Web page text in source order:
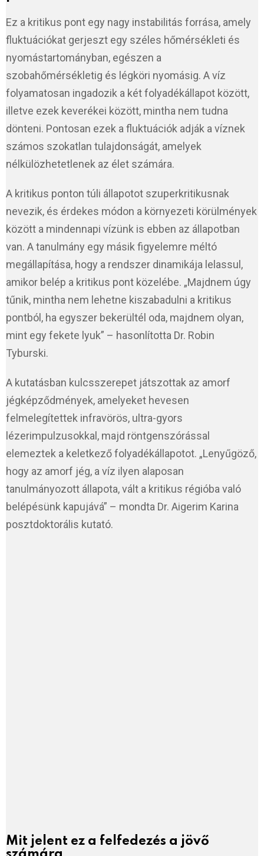
Ez a kritikus pont egy nagy instabilitás forrása, amely
fluktuációkat gerjeszt egy széles hőmérsékleti és
nyomástartományban, egészen a
szobahőmérsékletig és légköri nyomásig. A víz
folyamatosan ingadozik a két folyadékállapot között,
illetve ezek keverékei között, mintha nem tudna
dönteni. Pontosan ezek a fluktuációk adják a víznek
számos szokatlan tulajdonságát, amelyek
nélkülözhetetlenek az élet számára.
A kritikus ponton túli állapotot szuperkritikusnak
nevezik, és érdekes módon a környezeti körülmények
között a mindennapi vízünk is ebben az állapotban
van. A tanulmány egy másik figyelemre méltó
megállapítása, hogy a rendszer dinamikája lelassul,
amikor belép a kritikus pont közelébe. „Majdnem úgy
tűnik, mintha nem lehetne kiszabadulni a kritikus
pontból, ha egyszer bekerültél oda, majdnem olyan,
mint egy fekete lyuk” – hasonlította Dr. Robin
Tyburski.
A kutatásban kulcsszerepet játszottak az amorf
jégképződmények, amelyeket hevesen
felmelegítettek infravörös, ultra-gyors
lézerimpulzusokkal, majd röntgenszórással
elemeztek a keletkező folyadékállapotot. „Lenyűgöző,
hogy az amorf jég, a víz ilyen alaposan
tanulmányozott állapota, vált a kritikus régióba való
belépésünk kapujává” – mondta Dr. Aigerim Karina
posztdoktorális kutató.
Mit jelent ez a felfedezés a jövő